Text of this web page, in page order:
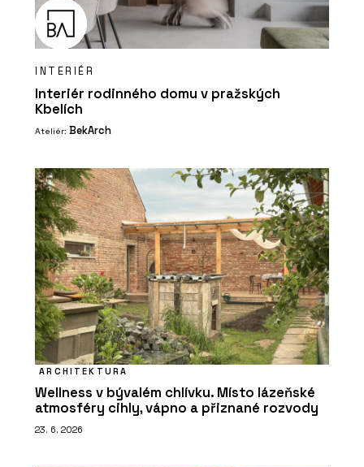
INTERIÉR
Interiér rodinného domu v pražských
Kbelích
Ateliér: BekArch
ARCHITEKTURA
Wellness v bývalém chlívku. Místo lázeňské
atmosféry cihly, vápno a přiznané rozvody
23. 6. 2026